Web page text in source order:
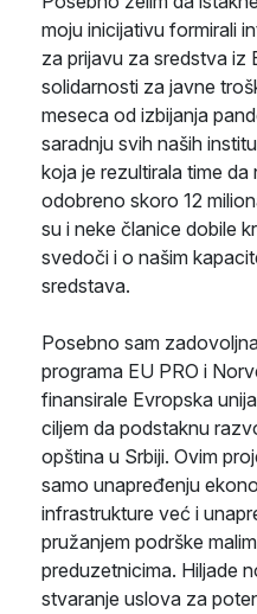
moju inicijativu formirali
za prijavu za sredstva iz
solidarnosti za javne
meseca od izbijanja
saradnju svih naših
koja je rezultirala time
odobreno skoro 12
su i neke članice dobile
svedoči i o našim
sredstava.
Posebno sam
programa EU PRO i
finansirale Evropska
ciljem da podstaknu
opština u Srbiji. Ovim
samo unapređenju
infrastrukture već i
pružanjem podrške
preduzetnicima. Hiljade
stvaranje uslova za